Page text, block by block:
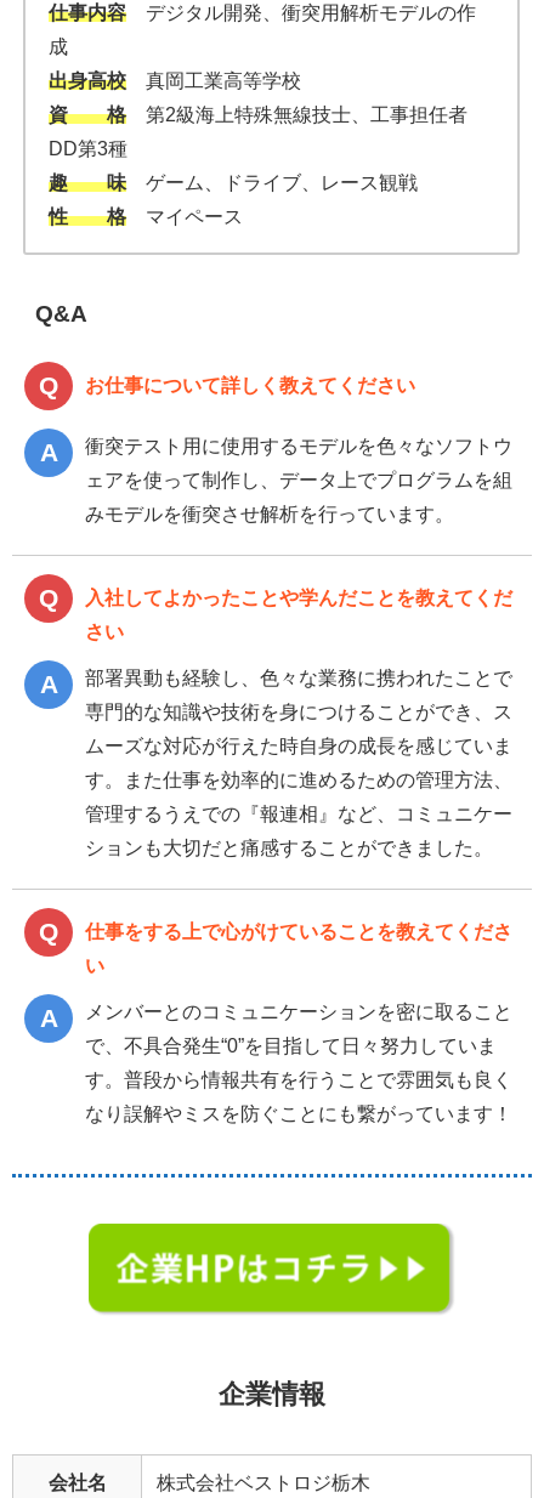
仕事内容
デジタル開発、衝突用解析モデルの作
成
出身高校
真岡工業高等学校
資 格
第2級海上特殊無線技士、工事担任者
DD第3種
趣 味
ゲーム、ドライブ、レース観戦
性 格
マイペース
Q&A
お仕事について詳しく教えてください
衝突テスト用に使用するモデルを色々なソフトウ
ェアを使って制作し、データ上でプログラムを組
みモデルを衝突させ解析を行っています。
入社してよかったことや学んだことを教えてくだ
さい
部署異動も経験し、色々な業務に携われたことで
専門的な知識や技術を身につけることができ、ス
ムーズな対応が行えた時自身の成長を感じていま
す。また仕事を効率的に進めるための管理方法、
管理するうえでの『報連相』など、コミュニケー
ションも大切だと痛感することができました。
仕事をする上で心がけていることを教えてくださ
い
メンバーとのコミュニケーションを密に取ること
で、不具合発生“0”を目指して日々努力していま
す。普段から情報共有を行うことで雰囲気も良く
なり誤解やミスを防ぐことにも繋がっています！
企業情報
会社名 株式会社ベストロジ栃木